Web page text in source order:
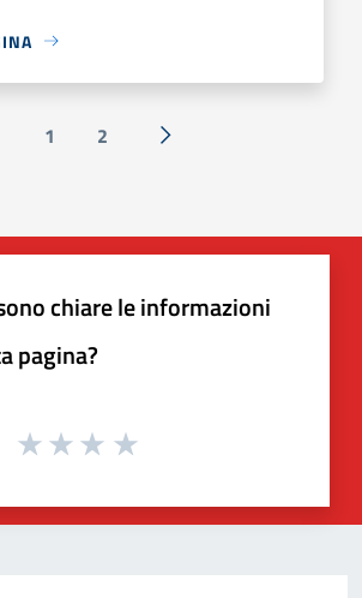
precedente
1 2 Successiva »
chiare le informazioni
pagina?